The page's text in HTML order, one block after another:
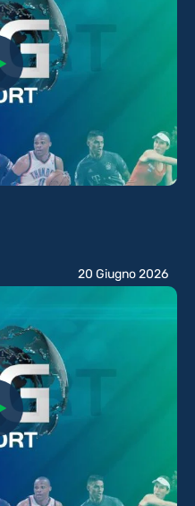
20 Giugno 2026